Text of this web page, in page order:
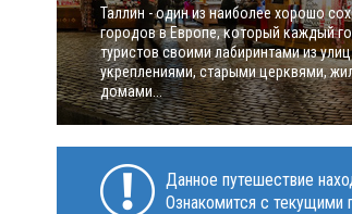
Таллин - один из наиболее хорошо
городов в Европе, который каждый
туристов своими лабиринтами из
укреплениями, старыми церквями,
домами...
Данное путешествие
Ознакомится с